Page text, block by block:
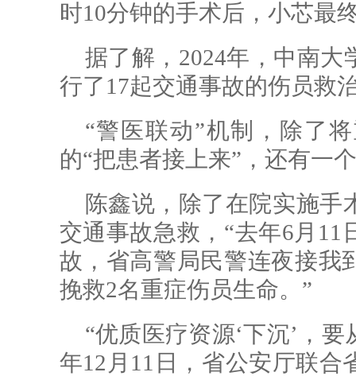
时10分钟的手术后，小芯最
据了解，2024年，中南
行了17起交通事故的伤员救
“警医联动”机制，除了
的“把患者接上来”，还有一
陈鑫说，除了在院实施手
交通事故急救，“去年6月
故，省高警局民警连夜接我
挽救2名重症伤员生命。”
“优质医疗资源‘下沉’，
年12月11日，省公安厅联